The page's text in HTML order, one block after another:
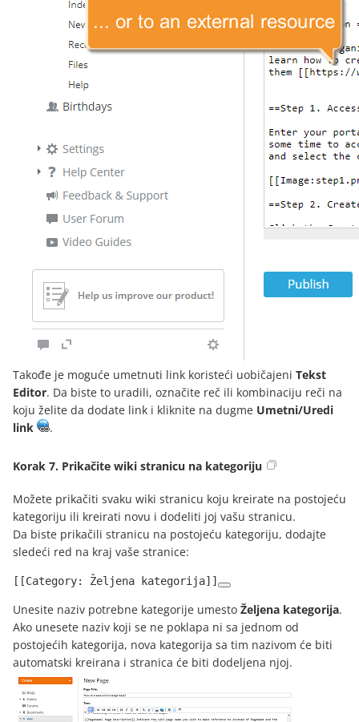
Takođe je moguće umetnuti link koristeći uobičajeni Tekst
Editor. Da biste to uradili, označite reč ili kombinaciju reči na
koju želite da dodate link i kliknite na dugme Umetni/Uredi
link
.
Korak 7. Prikačite wiki stranicu na kategoriju
Možete prikačiti svaku wiki stranicu koju kreirate na postojeću
kategoriju ili kreirati novu i dodeliti joj vašu stranicu.
Da biste prikačili stranicu na postojeću kategoriju, dodajte
sledeći red na kraj vaše stranice:
[[Category: Željena kategorija]]
Unesite naziv potrebne kategorije umesto Željena kategorija.
Ako unesete naziv koji se ne poklapa ni sa jednom od
postojećih kategorija, nova kategorija sa tim nazivom će biti
automatski kreirana i stranica će biti dodeljena njoj.